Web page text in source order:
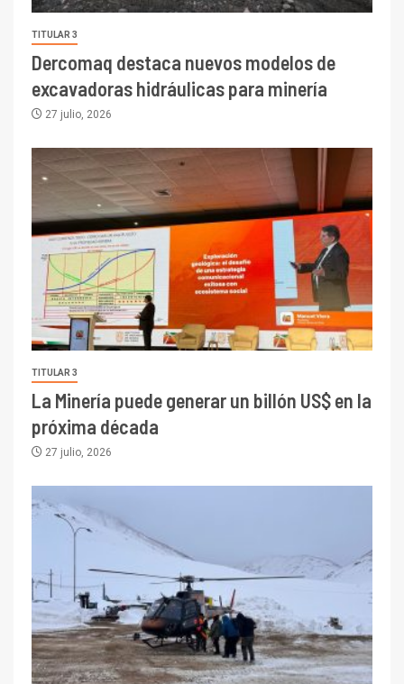
TITULAR 3
Dercomaq destaca nuevos modelos de
excavadoras hidráulicas para minería
27 julio, 2026
TITULAR 3
La Minería puede generar un billón US$ en la
próxima década
27 julio, 2026